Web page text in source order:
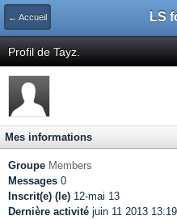
← Accueil LS
Profil de Tayz.
Mes informations
Groupe Members
Messages 0
Inscrit(e) (le) 12-mai 13
Dernière activité juin 11 2013 13:19